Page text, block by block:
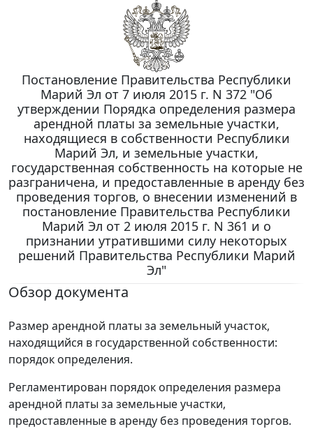
Постановление Правительства Республики
Марий Эл от 7 июля 2015 г. N 372 "Об
утверждении Порядка определения размера
арендной платы за земельные участки,
находящиеся в собственности Республики
Марий Эл, и земельные участки,
государственная собственность на которые не
разграничена, и предоставленные в аренду без
проведения торгов, о внесении изменений в
постановление Правительства Республики
Марий Эл от 2 июля 2015 г. N 361 и о
признании утратившими силу некоторых
решений Правительства Республики Марий
Эл"
Обзор документа
Размер арендной платы за земельный участок,
находящийся в государственной собственности:
порядок определения.
Регламентирован порядок определения размера
арендной платы за земельные участки,
предоставленные в аренду без проведения торгов.